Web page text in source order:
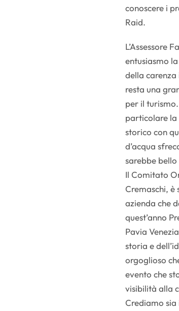
conoscere i
Raid.
L’Assessore
entusiasmo
della
resta una
per il
particolare
storico con
d’acqua
sarebbe
Il Comitato
Cremaschi,
azienda che
quest’anno
Pavia
storia e
orgoglioso
evento che
visibilità alla
Crediamo